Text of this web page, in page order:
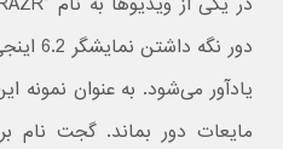
دور نگه
یادآور می‌شود. به عنوان نمونه
مایعات دور بماند. گجت نام